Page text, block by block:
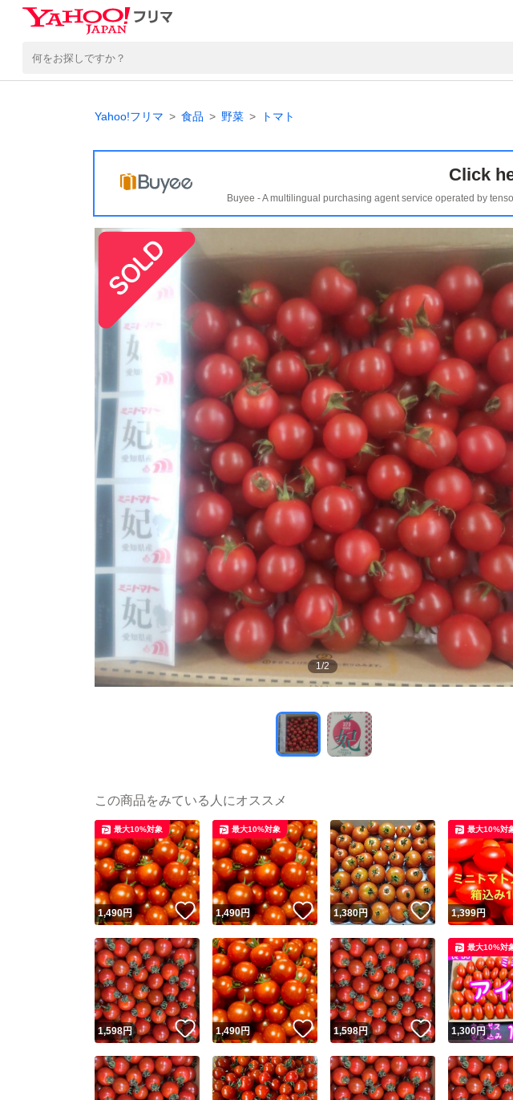
Yahoo!フリマ 食品 野菜 トマト
Click
Buyee - A multilingual purchasing agent service operated by
1/2
この商品をみている人にオススメ
1,490円 いいね！
最大10%対象
1,490円 いいね！
最大10%対象
1,380円 いいね！
1,399円
最大10%対
1,598円 いいね！
1,490円 いいね！
1,598円 いいね！
1,300円
最大10%対